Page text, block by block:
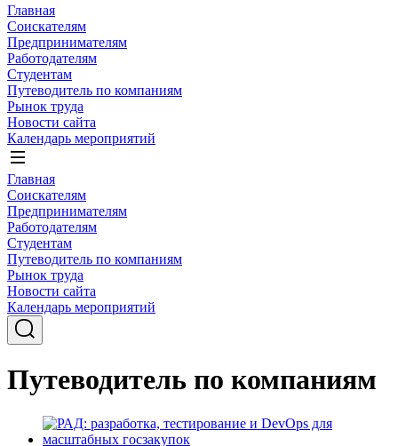
Главная
Соискателям
Предпринимателям
Работодателям
Студентам
Путеводитель по компаниям
Рынок труда
Новости сайта
Календарь мероприятий
Главная
Соискателям
Предпринимателям
Работодателям
Студентам
Путеводитель по компаниям
Рынок труда
Новости сайта
Календарь мероприятий
Путеводитель по компаниям